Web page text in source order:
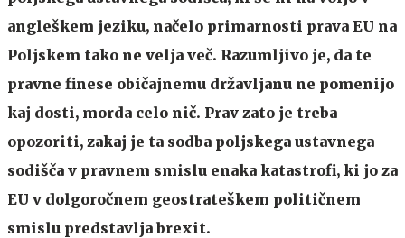
angleškem jeziku, načelo primarnosti prava EU na
Poljskem tako ne velja več. Razumljivo je, da te
pravne finese običajnemu državljanu ne pomenijo
kaj dosti, morda celo nič. Prav zato je treba
opozoriti, zakaj je ta sodba poljskega ustavnega
sodišča v pravnem smislu enaka katastrofi, ki jo za
EU v dolgoročnem geostrateškem političnem
smislu predstavlja brexit.